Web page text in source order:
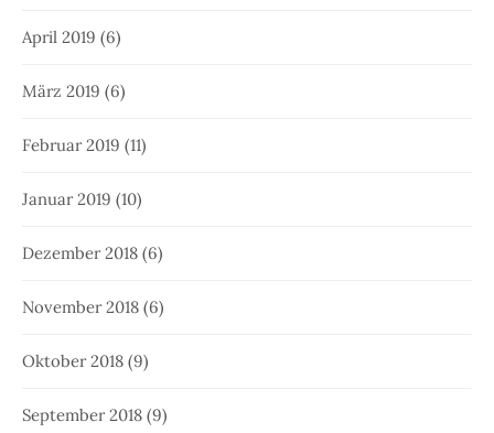
April 2019 (6)
März 2019 (6)
Februar 2019 (11)
Januar 2019 (10)
Dezember 2018 (6)
November 2018 (6)
Oktober 2018 (9)
September 2018 (9)